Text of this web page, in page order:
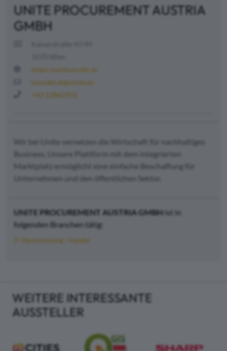
UNITE PROCUREMENT AUSTRIA
GMBH
https://unite.eu/de-at
kontakt.at@unite.eu
+43 13865931
Wir bei Unite vernetzen die Wirtschaft für nachhaltiges
Business. Unsere Plattform mit dem integrierten
Marktplatz ermöglicht eine einfache Beschaffung für
Unternehmen und den öffentlichen Sektor.
UNITE PROCUREMENT AUSTRIA GMBH ist in
folgenden Branchen tätig:
IT Dienstleistung / Handel
WEITERE INTERESSANTE
AUSSTELLER